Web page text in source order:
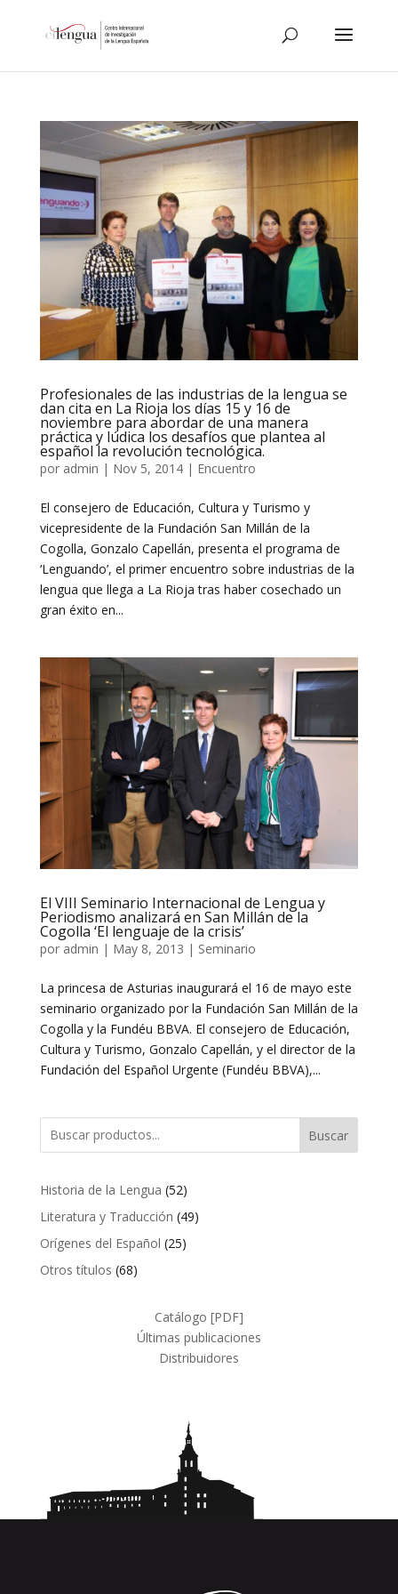
Profesionales de las industrias de la lengua se
dan cita en La Rioja los días 15 y 16 de
noviembre para abordar de una manera
práctica y lúdica los desafíos que plantea al
español la revolución tecnológica.
por admin | Nov 5, 2014| Encuentro
El consejero de Educación, Cultura y Turismo y
vicepresidente de la Fundación San Millán de la
Cogolla, Gonzalo Capellán, presenta el programa de
‘Lenguando’, el primer encuentro sobre industrias de la
lengua que llega a La Rioja tras haber cosechado un
gran éxito en...
El VIII Seminario Internacional de Lengua y
Periodismo analizará en San Millán de la
Cogolla ‘El lenguaje de la crisis’
por admin | May 8, 2013 | Seminario
La princesa de Asturias inaugurará el 16 de mayo este
seminario organizado por la Fundación San Millán de la
Cogolla y la Fundéu BBVA. El consejero de Educación,
Cultura y Turismo, Gonzalo Capellán, y el director de la
Fundación del Español Urgente (Fundéu BBVA),...
Buscar
Historia de la Lengua 5252
productos
Literatura y Traducción 4949
Orígenes del Español 2525
Otros títulos 6868
Catálogo [PDF]
Últimas publicaciones
Distribuidores